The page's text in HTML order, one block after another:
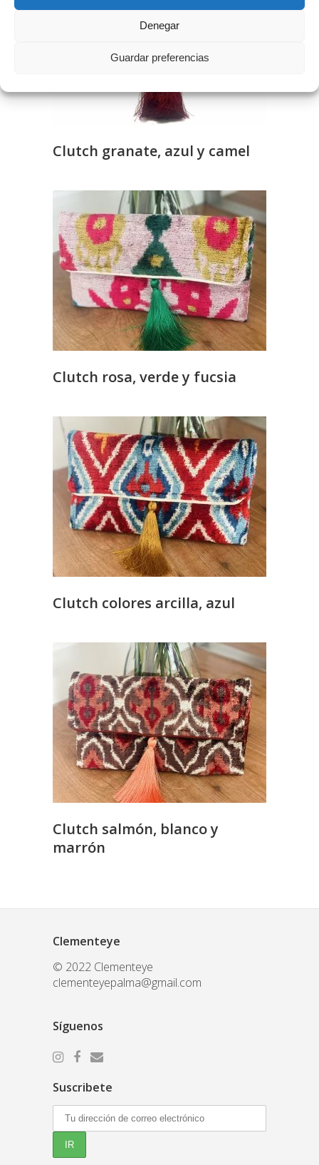
Denegar
Guardar preferencias
Clutch granate, azul y camel
Clutch rosa, verde y fucsia
Clutch colores arcilla, azul
Clutch salmón, blanco y
marrón
Clementeye
© 2022 Clementeye
clementeyepalma@gmail.com
Síguenos
Suscribete